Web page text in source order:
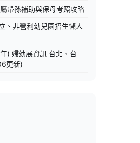
帶孫補助與保母考照攻略
、非營利幼兒園招生懶人
) 婦幼展資訊 台北、台
更新)